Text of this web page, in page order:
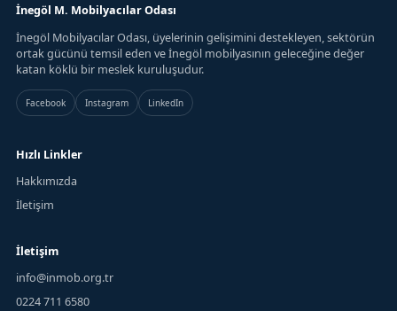
İnegöl M. Mobilyacılar Odası
İnegöl Mobilyacılar Odası, üyelerinin gelişimini destekleyen, sektörün
ortak gücünü temsil eden ve İnegöl mobilyasının geleceğine değer
katan köklü bir meslek kuruluşudur.
Facebook Instagram LinkedIn
Hızlı Linkler
Hakkımızda
İletişim
İletişim
info@inmob.org.tr
0224 711 6580